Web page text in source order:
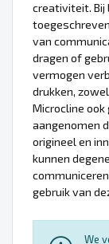
creativiteit.
van
dragen of
vermogen
drukken,
Microcline
aangenomen
origineel en
kunnen
gebruik van
We